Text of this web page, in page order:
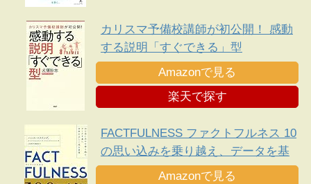
カリスマ予備校講師が初公開！ 感動
する説明「すぐできる」型
Amazonで見る
楽天で探す
FACTFULNESS ファクトフルネス 10
の思い込みを乗り越え、データを基
に世界を正しく見る習慣
Amazonで見る